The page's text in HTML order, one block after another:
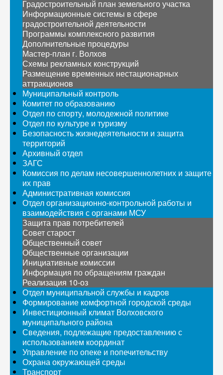
Градостроительный план земельного участка
Информационные системы в сфере
градостроительной деятельности
Программы комплексного развития
Дополнительные процедуры
Мастер-план г. Волхов
Схемы рекламных конструкций
Размещение временных нестационарных
аттракционов
Муниципальный контроль
Комитет по образованию
Отдел по спорту, молодежной политике
Отдел по культуре и туризму
Безопасность жизнедеятельности и защита
территорий
Архивный отдел
ЗАГС
Комиссия по делам несовершеннолетних и защите
их прав
Административная комиссия
Отдел организационно-контрольной работы и
взаимодействия с органами МСУ
Защита прав потребителей
Совет старост
Общественный совет
Общественные организации
Инициативные комиссии
Информация по обращениям граждан
Реализация 10-оз
Отдел муниципальной службы и кадров
Формирование комфортной городской среды
Инвестиционный климат Волховского
муниципального района
Сведения, подлежащие предоставлению с
использованием координат
Управление по опеке и попечительству
Охрана окружающей среды
Транспорт